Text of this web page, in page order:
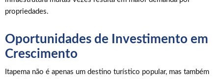
propriedades.
Oportunidades de Investimento em
Crescimento
Itapema não é apenas um destino turístico popular, mas também